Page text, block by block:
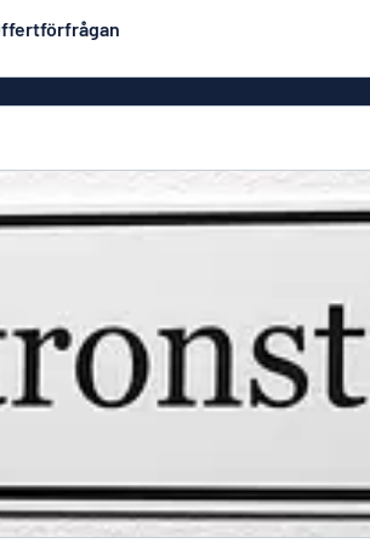
Rollups
Rostfria skyltar
Träskyltar
Vinyltexter
Aluminiumskyltar i
emaljstil